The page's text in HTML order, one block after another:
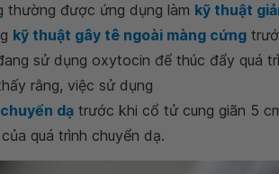
thường được ứng dụng làm kỹ thuật
kỹ thuật gây tê ngoài màng cứng
sử dụng oxytocin để thúc đẩy quá
rằng, việc sử dụng
dạ trước khi cổ tử cung giãn 5
quá trình chuyển dạ.